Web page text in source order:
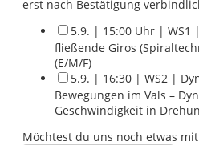
erst nach Bestätigung
5.9. | 15:00 Uhr | WS1
fließende Giros
(E/M/F)
5.9. | 16:30 | WS2 |
Bewegungen im Vals –
Geschwindigkeit in
Möchtest du uns noch etwas